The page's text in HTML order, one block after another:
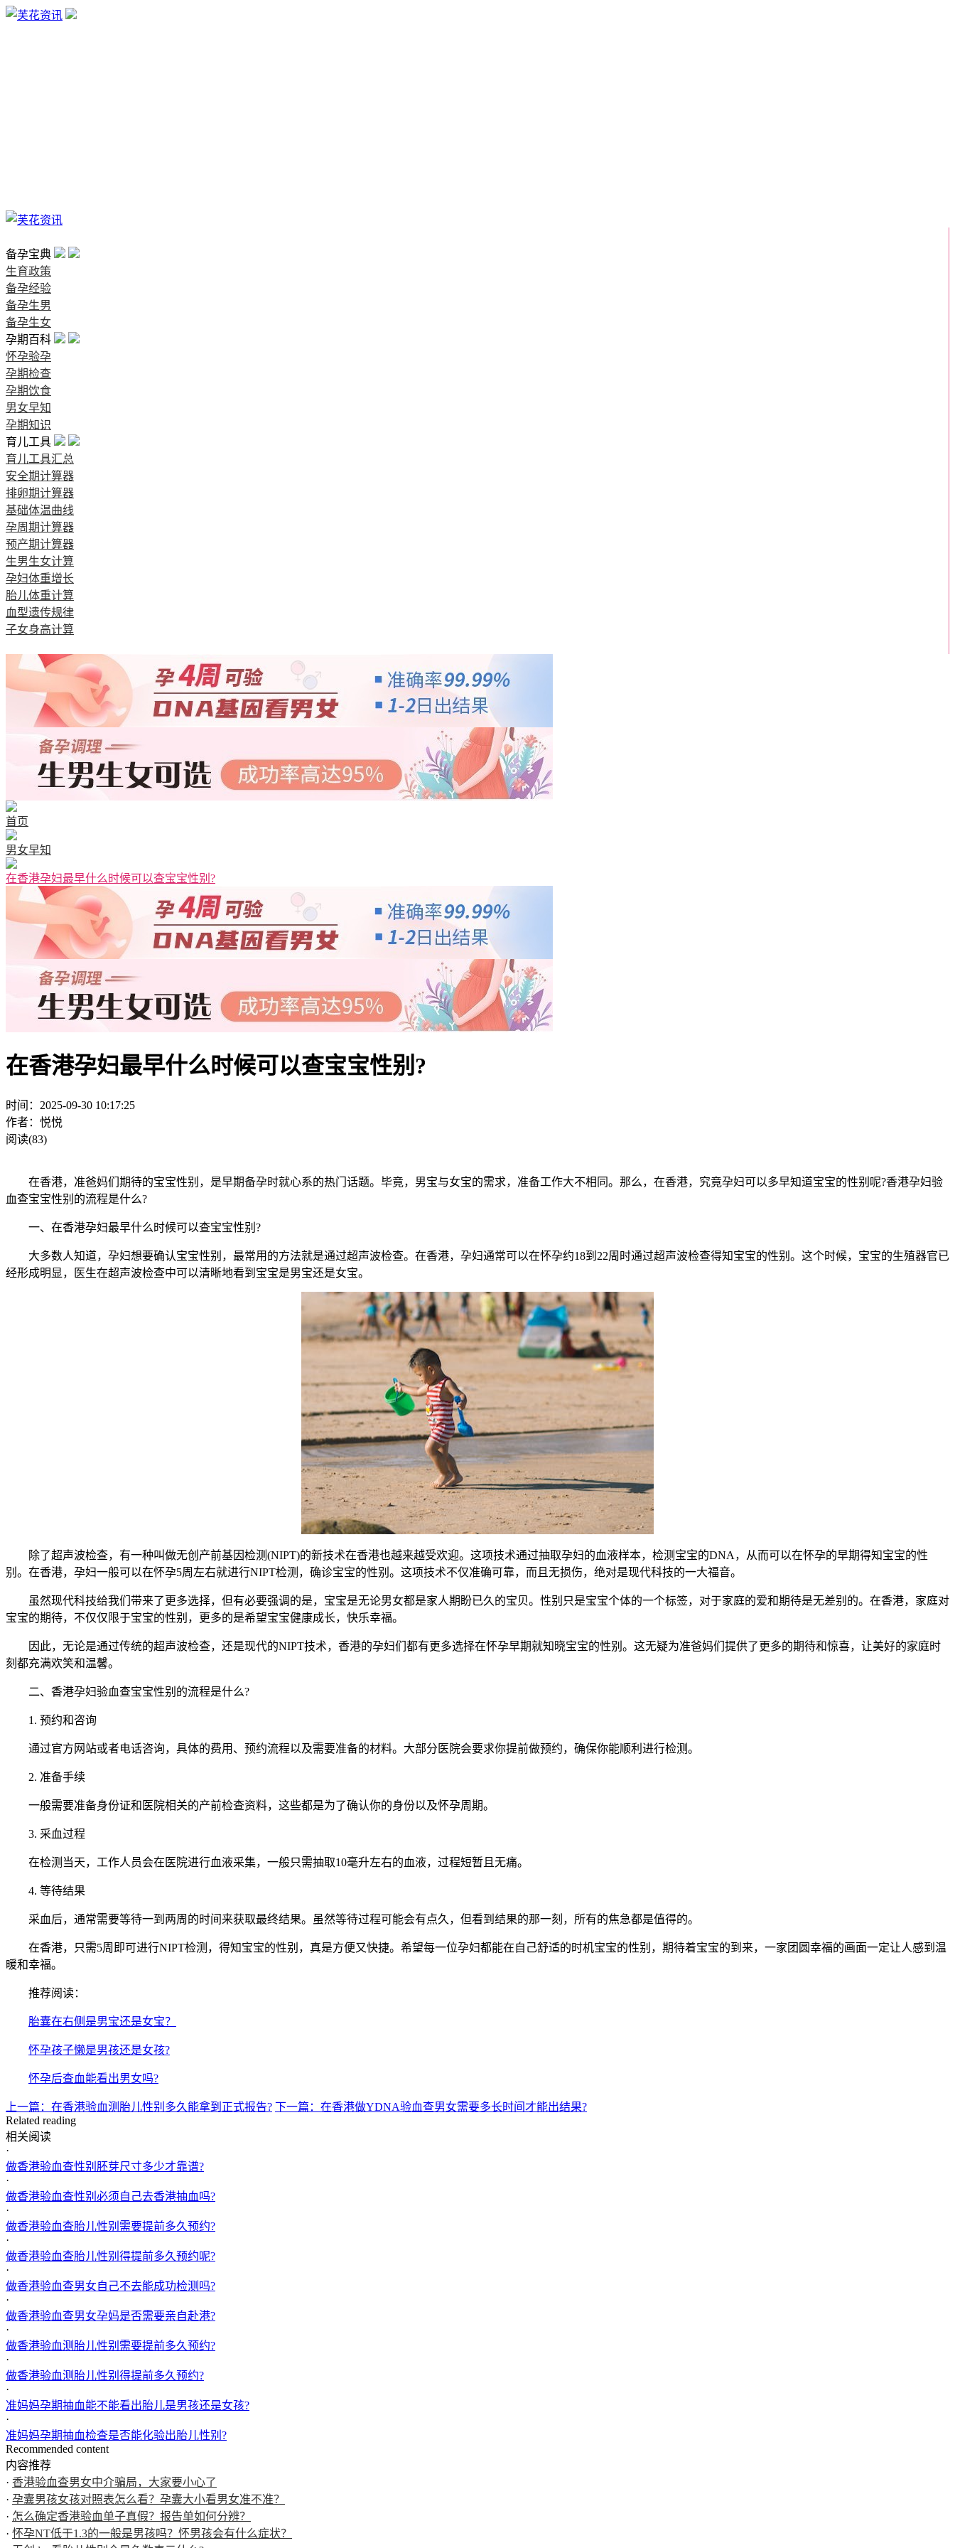
备孕宝典
生育政策
备孕经验
备孕生男
备孕生女
孕期百科
怀孕验孕
孕期检查
孕期饮食
男女早知
孕期知识
育儿工具
育儿工具汇总
安全期计算器
排卵期计算器
基础体温曲线
孕周期计算器
预产期计算器
生男生女计算
孕妇体重增长
胎儿体重计算
血型遗传规律
子女身高计算
首页
男女早知
在香港孕妇最早什么时候可以查宝宝性别?
在香港孕妇最早什么时候可以查宝宝性别?
时间：2025-09-30 10:17:25
作者：悦悦
阅读(83)
在香港，准爸妈们期待的宝宝性别，是早期备孕时就心系的热门话题。毕竟，男宝与女宝的需求，准备工作大不相同。那么，在香港，究竟孕妇可以多早知道宝宝的性别呢?香港孕妇验
血查宝宝性别的流程是什么?
一、在香港孕妇最早什么时候可以查宝宝性别?
大多数人知道，孕妇想要确认宝宝性别，最常用的方法就是通过超声波检查。在香港，孕妇通常可以在怀孕约18到22周时通过超声波检查得知宝宝的性别。这个时候，宝宝的生殖器官已
经形成明显，医生在超声波检查中可以清晰地看到宝宝是男宝还是女宝。
除了超声波检查，有一种叫做无创产前基因检测(NIPT)的新技术在香港也越来越受欢迎。这项技术通过抽取孕妇的血液样本，检测宝宝的DNA，从而可以在怀孕的早期得知宝宝的性
别。在香港，孕妇一般可以在怀孕5周左右就进行NIPT检测，确诊宝宝的性别。这项技术不仅准确可靠，而且无损伤，绝对是现代科技的一大福音。
虽然现代科技给我们带来了更多选择，但有必要强调的是，宝宝是无论男女都是家人期盼已久的宝贝。性别只是宝宝个体的一个标签，对于家庭的爱和期待是无差别的。在香港，家庭对
宝宝的期待，不仅仅限于宝宝的性别，更多的是希望宝宝健康成长，快乐幸福。
因此，无论是通过传统的超声波检查，还是现代的NIPT技术，香港的孕妇们都有更多选择在怀孕早期就知晓宝宝的性别。这无疑为准爸妈们提供了更多的期待和惊喜，让美好的家庭时
刻都充满欢笑和温馨。
二、香港孕妇验血查宝宝性别的流程是什么?
1. 预约和咨询
通过官方网站或者电话咨询，具体的费用、预约流程以及需要准备的材料。大部分医院会要求你提前做预约，确保你能顺利进行检测。
2. 准备手续
一般需要准备身份证和医院相关的产前检查资料，这些都是为了确认你的身份以及怀孕周期。
3. 采血过程
在检测当天，工作人员会在医院进行血液采集，一般只需抽取10毫升左右的血液，过程短暂且无痛。
4. 等待结果
采血后，通常需要等待一到两周的时间来获取最终结果。虽然等待过程可能会有点久，但看到结果的那一刻，所有的焦急都是值得的。
在香港，只需5周即可进行NIPT检测，得知宝宝的性别，真是方便又快捷。希望每一位孕妇都能在自己舒适的时机宝宝的性别，期待着宝宝的到来，一家团圆幸福的画面一定让人感到温
暖和幸福。
推荐阅读：
胎囊在右侧是男宝还是女宝？
怀孕孩子懒是男孩还是女孩?
怀孕后查血能看出男女吗?
上一篇：在香港验血测胎儿性别多久能拿到正式报告? 下一篇：在香港做YDNA验血查男女需要多长时间才能出结果?
Related reading
相关阅读
·
做香港验血查性别胚芽尺寸多少才靠谱?
·
做香港验血查性别必须自己去香港抽血吗?
·
做香港验血查胎儿性别需要提前多久预约?
·
做香港验血查胎儿性别得提前多久预约呢?
·
做香港验血查男女自己不去能成功检测吗?
·
做香港验血查男女孕妈是否需要亲自赴港?
·
做香港验血测胎儿性别需要提前多久预约?
·
做香港验血测胎儿性别得提前多久预约?
·
准妈妈孕期抽血能不能看出胎儿是男孩还是女孩?
·
准妈妈孕期抽血检查是否能化验出胎儿性别?
Recommended content
内容推荐
· 香港验血查男女中介骗局，大家要小心了
· 孕囊男孩女孩对照表怎么看？孕囊大小看男女准不准？
· 怎么确定香港验血单子真假？报告单如何分辨？
· 怀孕NT低于1.3的一般是男孩吗？怀男孩会有什么症状？